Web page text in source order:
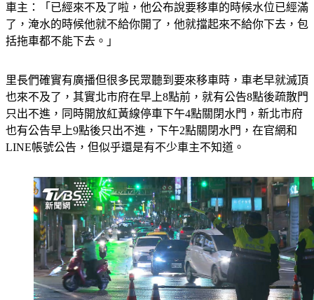
車主：「已經來不及了啦，他公布說要移車的時候水位已經滿
了，淹水的時候他就不給你開了，他就擋起來不給你下去，包
括拖車都不能下去。」
里長們確實有廣播但很多民眾聽到要來移車時，車老早就滅頂
也來不及了，其實北市府在早上8點前，就有公告8點後疏散門
只出不進，同時開放紅黃線停車下午4點關閉水門，新北市府
也有公告早上9點後只出不進，下午2點關閉水門，在官網和
LINE帳號公告，但似乎還是有不少車主不知道。